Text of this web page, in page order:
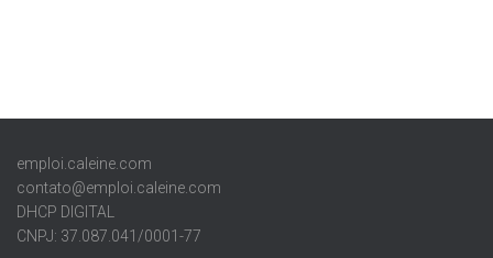
emploi.caleine.com
contato@emploi.caleine.com
DHCP DIGITAL
CNPJ: 37.087.041/0001-77